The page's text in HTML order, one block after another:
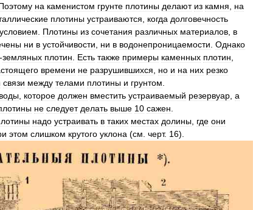
на каменистом грунте плотины делают из камня
на
плотины устраиваются когда долговечность
условием Плотины из сочетания различных материалов в
ни в устойчивости ни в водонепроницаемости Однако
-земляных плотин Есть также примеры каменных плотин
времени не разрушившихся но и на них резко
связи между телами плотины и грунтом
воды которое должен вместить устраиваемый резервуар а
не следует делать выше 10 сажен
надо устраивать в таких местах долины где они
этом слишком крутого уклона (см черт. 16).